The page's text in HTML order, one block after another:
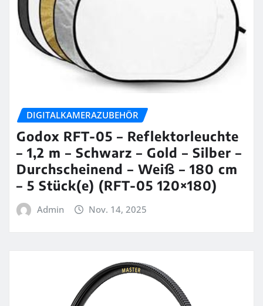
DIGITALKAMERAZUBEHÖR
Godox RFT-05 – Reflektorleuchte
– 1,2 m – Schwarz – Gold – Silber –
Durchscheinend – Weiß – 180 cm
– 5 Stück(e) (RFT-05 120×180)
Admin Nov. 14, 2025